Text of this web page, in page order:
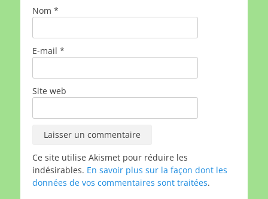
Nom *
E-mail *
Site web
Ce site utilise Akismet pour réduire les
indésirables. En savoir plus sur la façon dont les
données de vos commentaires sont traitées.